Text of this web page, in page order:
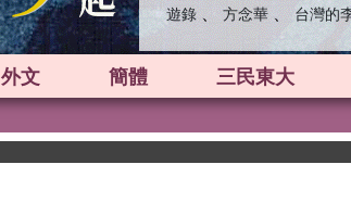
遊錄 、 方念華 、 台灣的
外文 簡體 三民東大